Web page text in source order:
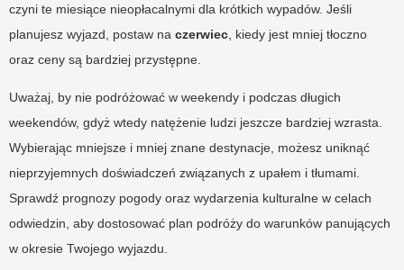
czyni te miesiące nieopłacalnymi dla krótkich wypadów. Jeśli
planujesz wyjazd, postaw na czerwiec , kiedy jest mniej tłoczno
oraz ceny są bardziej przystępne.
Uważaj, by nie podróżować w weekendy i podczas długich
weekendów, gdyż wtedy natężenie ludzi jeszcze bardziej wzrasta.
Wybierając mniejsze i mniej znane destynacje, możesz uniknąć
nieprzyjemnych doświadczeń związanych z upałem i tłumami.
Sprawdź prognozy pogody oraz wydarzenia kulturalne w celach
odwiedzin, aby dostosować plan podróży do warunków panujących
w okresie Twojego wyjazdu.